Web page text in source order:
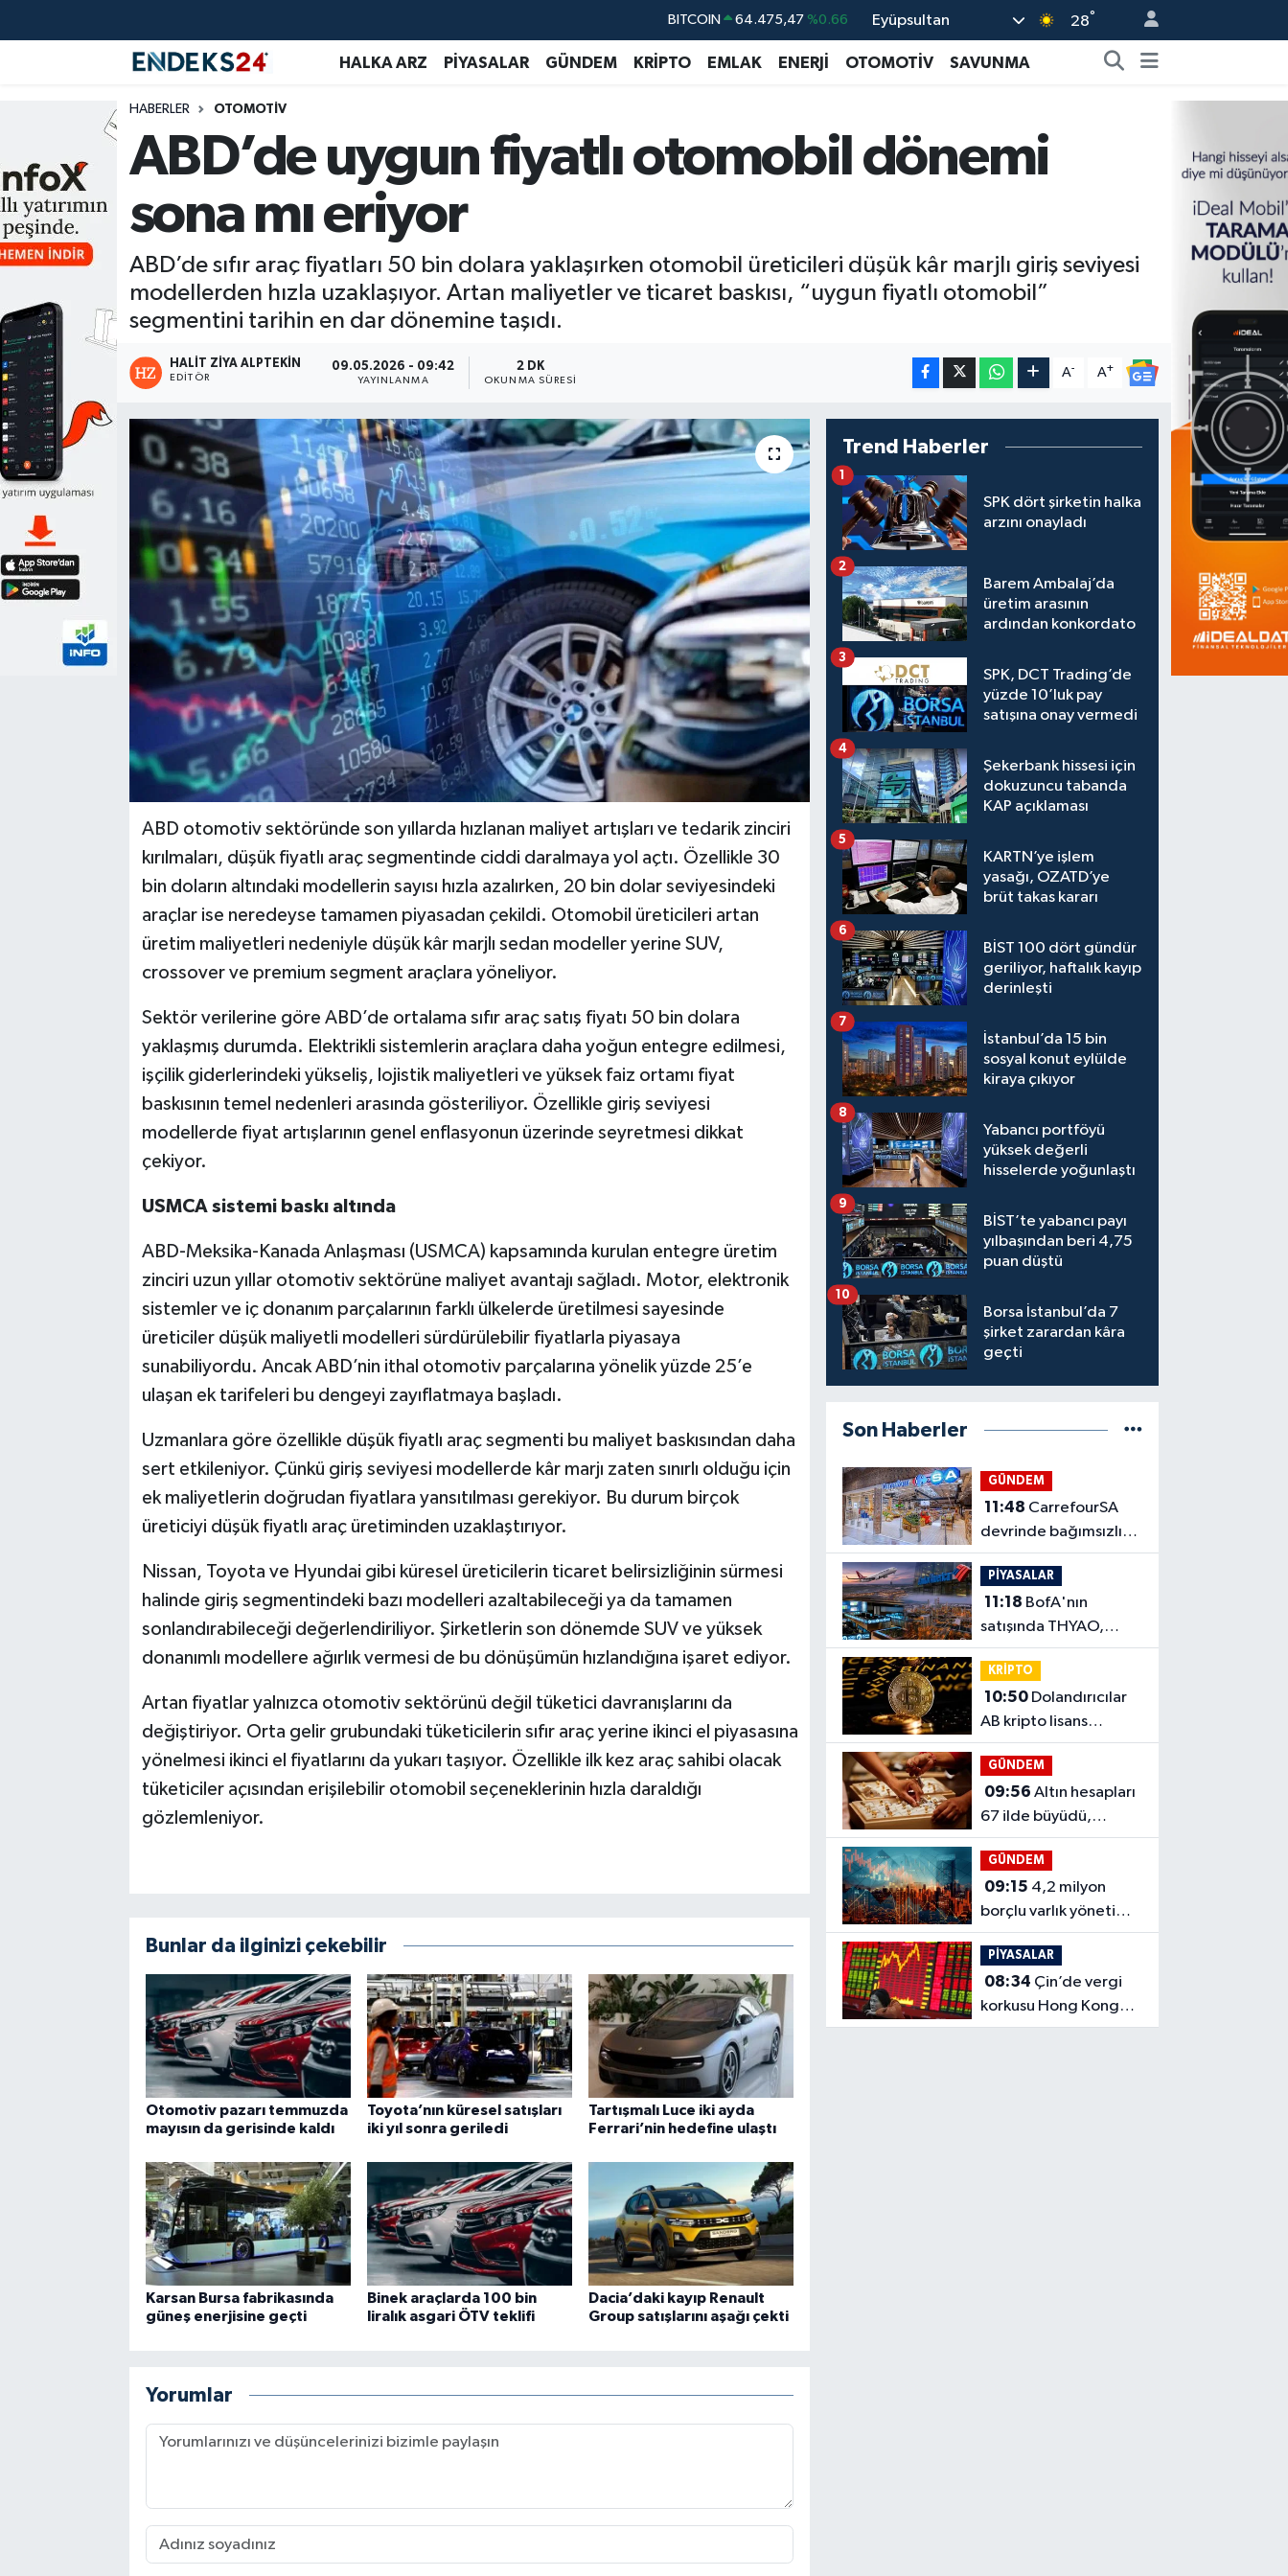
DOLAR 47,5986 %0.06
EURO 55,0700 %0.1
GRAM ALTIN %0.39
BİST100 13.703 %0
Eyüpsultan 28°
HALKA ARZ PİYASALAR GÜNDEM KRİPTO EMLAK ENERJİ OTOMOTİV SAVUNMA
HABERLER OTOMOTİV
ABD’de uygun fiyatlı otomobil dönemi
sona mı eriyor
ABD’de sıfır araç fiyatları 50 bin dolara yaklaşırken otomobil üreticileri düşük kâr marjlı giriş seviyesi
modellerden hızla uzaklaşıyor. Artan maliyetler ve ticaret baskısı, “uygun fiyatlı otomobil”
segmentini tarihin en dar dönemine taşıdı.
HALIT ZIYA ALPTEKIN
EDITÖR
09.05.2026 - 09:42
YAYINLANMA
2 DK
OKUNMA SÜRESI
A- A+
ABD otomotiv sektöründe son yıllarda hızlanan maliyet artışları ve tedarik zinciri
kırılmaları, düşük fiyatlı araç segmentinde ciddi daralmaya yol açtı. Özellikle 30
bin doların altındaki modellerin sayısı hızla azalırken, 20 bin dolar seviyesindeki
araçlar ise neredeyse tamamen piyasadan çekildi. Otomobil üreticileri artan
üretim maliyetleri nedeniyle düşük kâr marjlı sedan modeller yerine SUV,
crossover ve premium segment araçlara yöneliyor.
Sektör verilerine göre ABD’de ortalama sıfır araç satış fiyatı 50 bin dolara
yaklaşmış durumda. Elektrikli sistemlerin araçlara daha yoğun entegre edilmesi,
işçilik giderlerindeki yükseliş, lojistik maliyetleri ve yüksek faiz ortamı fiyat
baskısının temel nedenleri arasında gösteriliyor. Özellikle giriş seviyesi
modellerde fiyat artışlarının genel enflasyonun üzerinde seyretmesi dikkat
çekiyor.
USMCA sistemi baskı altında
ABD-Meksika-Kanada Anlaşması (USMCA) kapsamında kurulan entegre üretim
zinciri uzun yıllar otomotiv sektörüne maliyet avantajı sağladı. Motor, elektronik
sistemler ve iç donanım parçalarının farklı ülkelerde üretilmesi sayesinde
üreticiler düşük maliyetli modelleri sürdürülebilir fiyatlarla piyasaya
sunabiliyordu. Ancak ABD’nin ithal otomotiv parçalarına yönelik yüzde 25’e
ulaşan ek tarifeleri bu dengeyi zayıflatmaya başladı.
Uzmanlara göre özellikle düşük fiyatlı araç segmenti bu maliyet baskısından daha
sert etkileniyor. Çünkü giriş seviyesi modellerde kâr marjı zaten sınırlı olduğu için
ek maliyetlerin doğrudan fiyatlara yansıtılması gerekiyor. Bu durum birçok
üreticiyi düşük fiyatlı araç üretiminden uzaklaştırıyor.
Nissan, Toyota ve Hyundai gibi küresel üreticilerin ticaret belirsizliğinin sürmesi
halinde giriş segmentindeki bazı modelleri azaltabileceği ya da tamamen
sonlandırabileceği değerlendiriliyor. Şirketlerin son dönemde SUV ve yüksek
donanımlı modellere ağırlık vermesi de bu dönüşümün hızlandığına işaret ediyor.
Artan fiyatlar yalnızca otomotiv sektörünü değil tüketici davranışlarını da
değiştiriyor. Orta gelir grubundaki tüketicilerin sıfır araç yerine ikinci el piyasasına
yönelmesi ikinci el fiyatlarını da yukarı taşıyor. Özellikle ilk kez araç sahibi olacak
tüketiciler açısından erişilebilir otomobil seçeneklerinin hızla daraldığı
gözlemleniyor.
Bunlar da ilginizi çekebilir
Otomotiv pazarı temmuzda
mayısın da gerisinde kaldı
Toyota’nın küresel satışları
iki yıl sonra geriledi
Tartışmalı Luce iki ayda
Ferrari’nin hedefine ulaştı
Karsan Bursa fabrikasında
güneş enerjisine geçti
Binek araçlarda 100 bin
liralık asgari ÖTV teklifi
Dacia’daki kayıp Renault
Group satışlarını aşağı çekti
Yorumlar
Trend Haberler
SPK dört şirketin halka
arzını onayladı
1
Barem Ambalaj’da
üretim arasının
ardından konkordato
2
SPK, DCT Trading’de
yüzde 10’luk pay
satışına onay vermedi
3
Şekerbank hissesi için
dokuzuncu tabanda
KAP açıklaması
4
KARTN’ye işlem
yasağı, OZATD’ye
brüt takas kararı
5
BİST 100 dört gündür
geriliyor, haftalık kayıp
derinleşti
6
İstanbul’da 15 bin
sosyal konut eylülde
kiraya çıkıyor
7
Yabancı portföyü
yüksek değerli
hisselerde yoğunlaştı
8
BİST’te yabancı payı
yılbaşından beri 4,75
puan düştü
9
Borsa İstanbul’da 7
şirket zarardan kâra
geçti
10
Son Haberler
GÜNDEM
11:48
devrinde bağımsızlık
ve istihdam şartı
PİYASALAR
11:18
satışında THYAO,
alımında TUPRS öne
çıktı
KRİPTO
10:50
AB kripto lisans
sürecini hedef aldı
GÜNDEM
09:56 Altın hesapları
67 ilde büyüdü,
İstanbul öne çıktı
GÜNDEM
09:15
borçlu varlık yönetim
şirketlerinin takibinde
PİYASALAR
08:34
korkusu Hong Kong
sigortacılarını vurdu
GÜNDEM
HALKA ARZ
KRİPTO
OTOMOTİV
PİYASALAR
SAVUNMA
Nöbetçi Eczaneler
Hava Durumu
Trafik Durumu
Süper Lig Puan Durumu ve Fikstür
Tüm Manşetler
Son Dakika Haberleri
Haber Arşivi